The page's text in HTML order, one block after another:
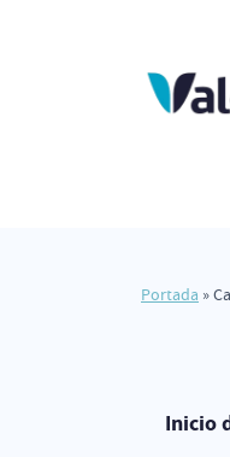
Portada »
Inicio